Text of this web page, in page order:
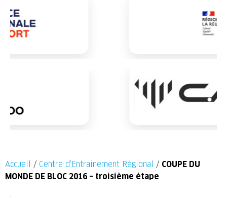
Accueil / Centre d’Entrainement Régional / COUPE DU
MONDE DE BLOC 2016 – troisième étape